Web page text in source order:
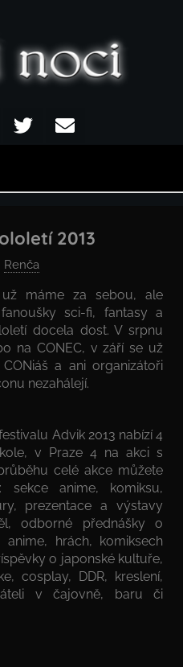
Twitter Email
2013
Renča
už máme za sebou, ale
sci-fi, fantasy a
docela dost. V srpnu
na CONEC, v září se už
a ani organizátoři
nezahálejí.
Advik 2013 nabízí 4
v Praze 4 na akci s
celé akce můžete
sekce anime, komiksu,
prezentace a výstavy
odborné přednášky o
hrách, komiksech
o japonské kultuře,
cosplay, DDR, kreslení,
v čajovně, baru či